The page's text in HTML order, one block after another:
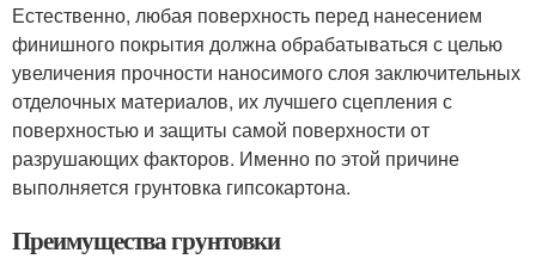
Естественно, любая поверхность перед нанесением
финишного покрытия должна обрабатываться с целью
увеличения прочности наносимого слоя заключительных
отделочных материалов, их лучшего сцепления с
поверхностью и защиты самой поверхности от
разрушающих факторов. Именно по этой причине
выполняется грунтовка гипсокартона.
Преимущества грунтовки